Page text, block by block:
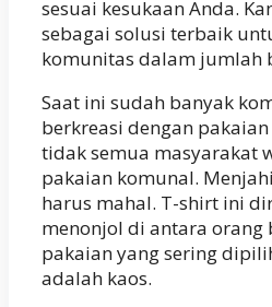
sesuai kesukaan Anda.
sebagai solusi terbaik
komunitas dalam jumlah
Saat ini sudah banyak
berkreasi dengan
tidak semua masyarakat
pakaian komunal.
harus mahal. T-shirt ini
menonjol di antara orang
pakaian yang sering
adalah kaos.